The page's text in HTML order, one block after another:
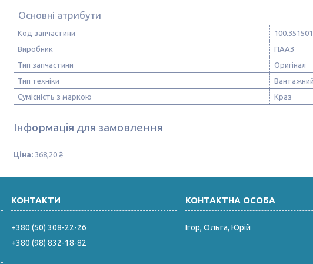
Основні атрибути
Код запчастини
Виробник
ПААЗ
Тип запчастини
Оригінал
Тип техніки
Сумісність з маркою
Краз
Інформація для замовлення
Ціна: 368,20 ₴
+380 (50) 308-22-26
+380 (98) 832-18-82
Ігор, Ольга, Юрій